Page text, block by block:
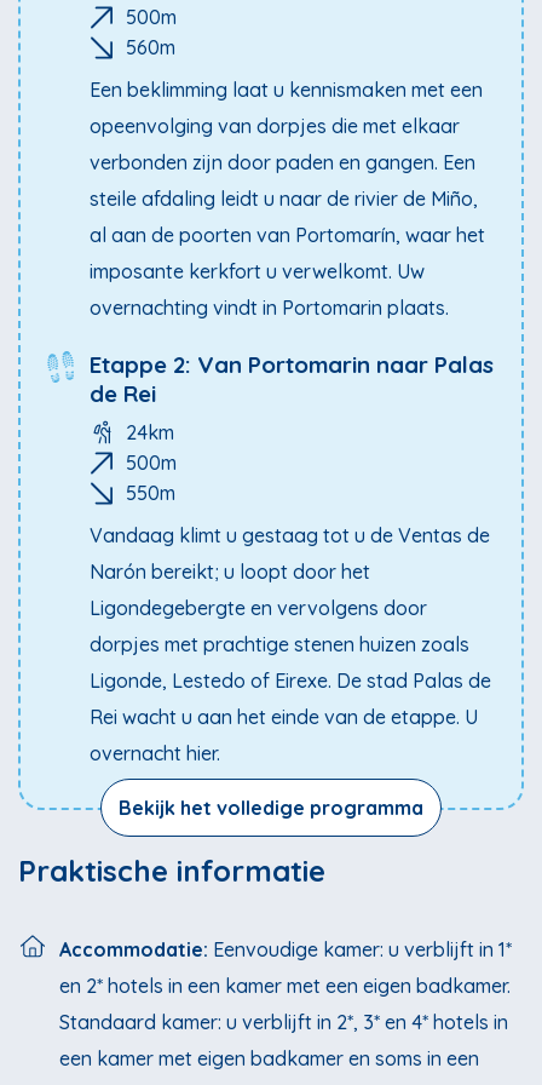
500m
560m
Een beklimming laat u kennismaken met een
opeenvolging van dorpjes die met elkaar
verbonden zijn door paden en gangen. Een
steile afdaling leidt u naar de rivier de Miño,
al aan de poorten van Portomarín, waar het
imposante kerkfort u verwelkomt. Uw
overnachting vindt in Portomarin plaats.
Etappe 2: Van Portomarin naar Palas
de Rei
24km
500m
550m
Vandaag klimt u gestaag tot u de Ventas de
Narón bereikt; u loopt door het
Ligondegebergte en vervolgens door
dorpjes met prachtige stenen huizen zoals
Ligonde, Lestedo of Eirexe. De stad Palas de
Rei wacht u aan het einde van de etappe. U
overnacht hier.
Bekijk het volledige programma
Praktische informatie
Accommodatie: Eenvoudige kamer: u verblijft in 1*
en 2* hotels in een kamer met een eigen badkamer.
Standaard kamer: u verblijft in 2*, 3* en 4* hotels in
een kamer met eigen badkamer en soms in een